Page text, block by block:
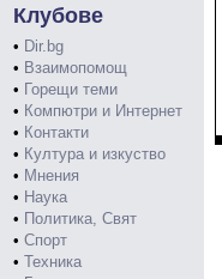
Клубове
• Dir.bg
• Взаимопомощ
• Горещи теми
• Компютри и Интернет
• Контакти
• Култура и изкуство
• Мнения
• Наука
• Политика, Свят
• Спорт
• Техника